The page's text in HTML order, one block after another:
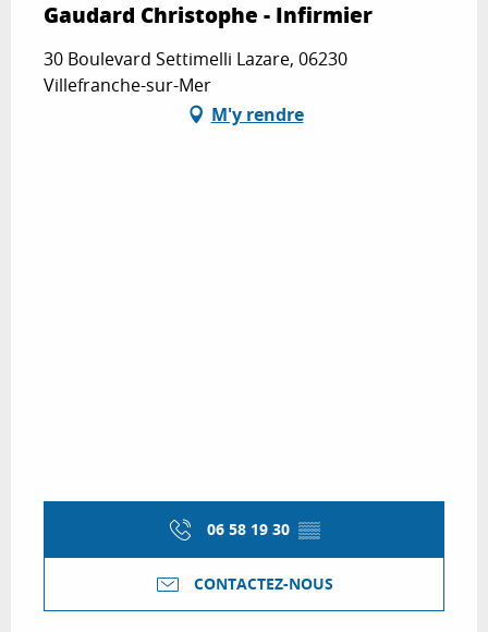
Gaudard Christophe - Infirmier
30 Boulevard Settimelli Lazare, 06230
Villefranche-sur-Mer
M'y rendre
06 58 19 30 ▒▒
CONTACTEZ-NOUS